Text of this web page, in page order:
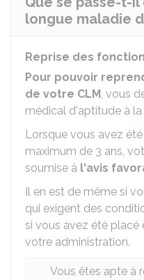
longue maladie
Reprise des
Pour pouvoir
de votre CLM, vous
médical d'aptitude à la
Lorsque vous avez
maximum de 3 ans,
soumise à l'avis
Il en est de même si
qui exigent des
si vous avez été placé
votre administration.
Vous êtes apte à